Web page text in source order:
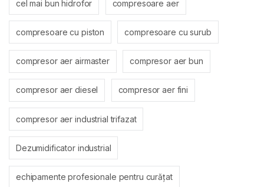
cel mai bun hidrofor compresoare aer
compresoare cu piston compresoare cu surub
compresor aer airmaster compresor aer bun
compresor aer diesel compresor aer fini
compresor aer industrial trifazat
Dezumidificator industrial
echipamente profesionale pentru curățat